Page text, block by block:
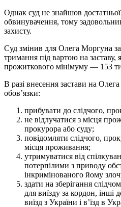
Однак суд не знайшов
обвинувачення, тому
захисту.
Суд змінив для Олега Моргуна
тримання під вартою на заставу,
прожиткового мінімуму — 153
В разі внесення застави на
обов’язки:
прибувати до слідчого,
не відлучатися з місця
прокурора або суду;
повідомляти слідчого,
місця проживання;
утримуватися від
потерпілими з приводу
інкримінованого йому
здати на зберігання
для виїзду за кордон,
виїзд з України і в’їзд в